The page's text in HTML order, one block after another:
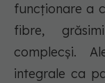
funcționare a
fibre,
complecși.
integrale ca